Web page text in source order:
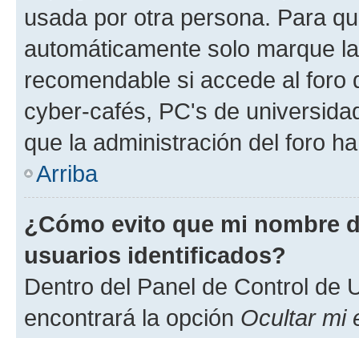
usada por otra persona. Para
automáticamente solo marque
recomendable si accede al foro
cyber-cafés, PC's de
que la administración del foro
Arriba
¿Cómo evito que mi nombre
usuarios identificados?
Dentro del Panel de Control de
encontrará la opción Ocultar mi